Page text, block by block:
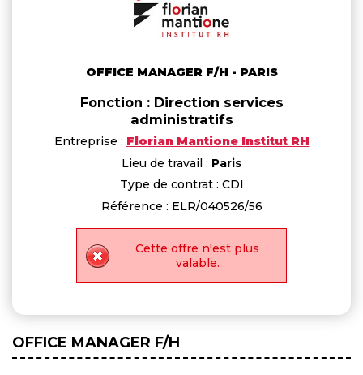
OFFICE MANAGER F/H - PARIS
Fonction : Direction services
administratifs
Entreprise : Florian Mantione Institut RH
Lieu de travail : Paris
Type de contrat : CDI
Référence : ELR/040526/56
Cette offre n'est plus
valable.
OFFICE MANAGER F/H